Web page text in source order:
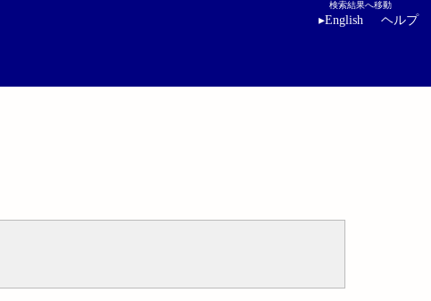
検索結果へ移動
▸English ヘルプ